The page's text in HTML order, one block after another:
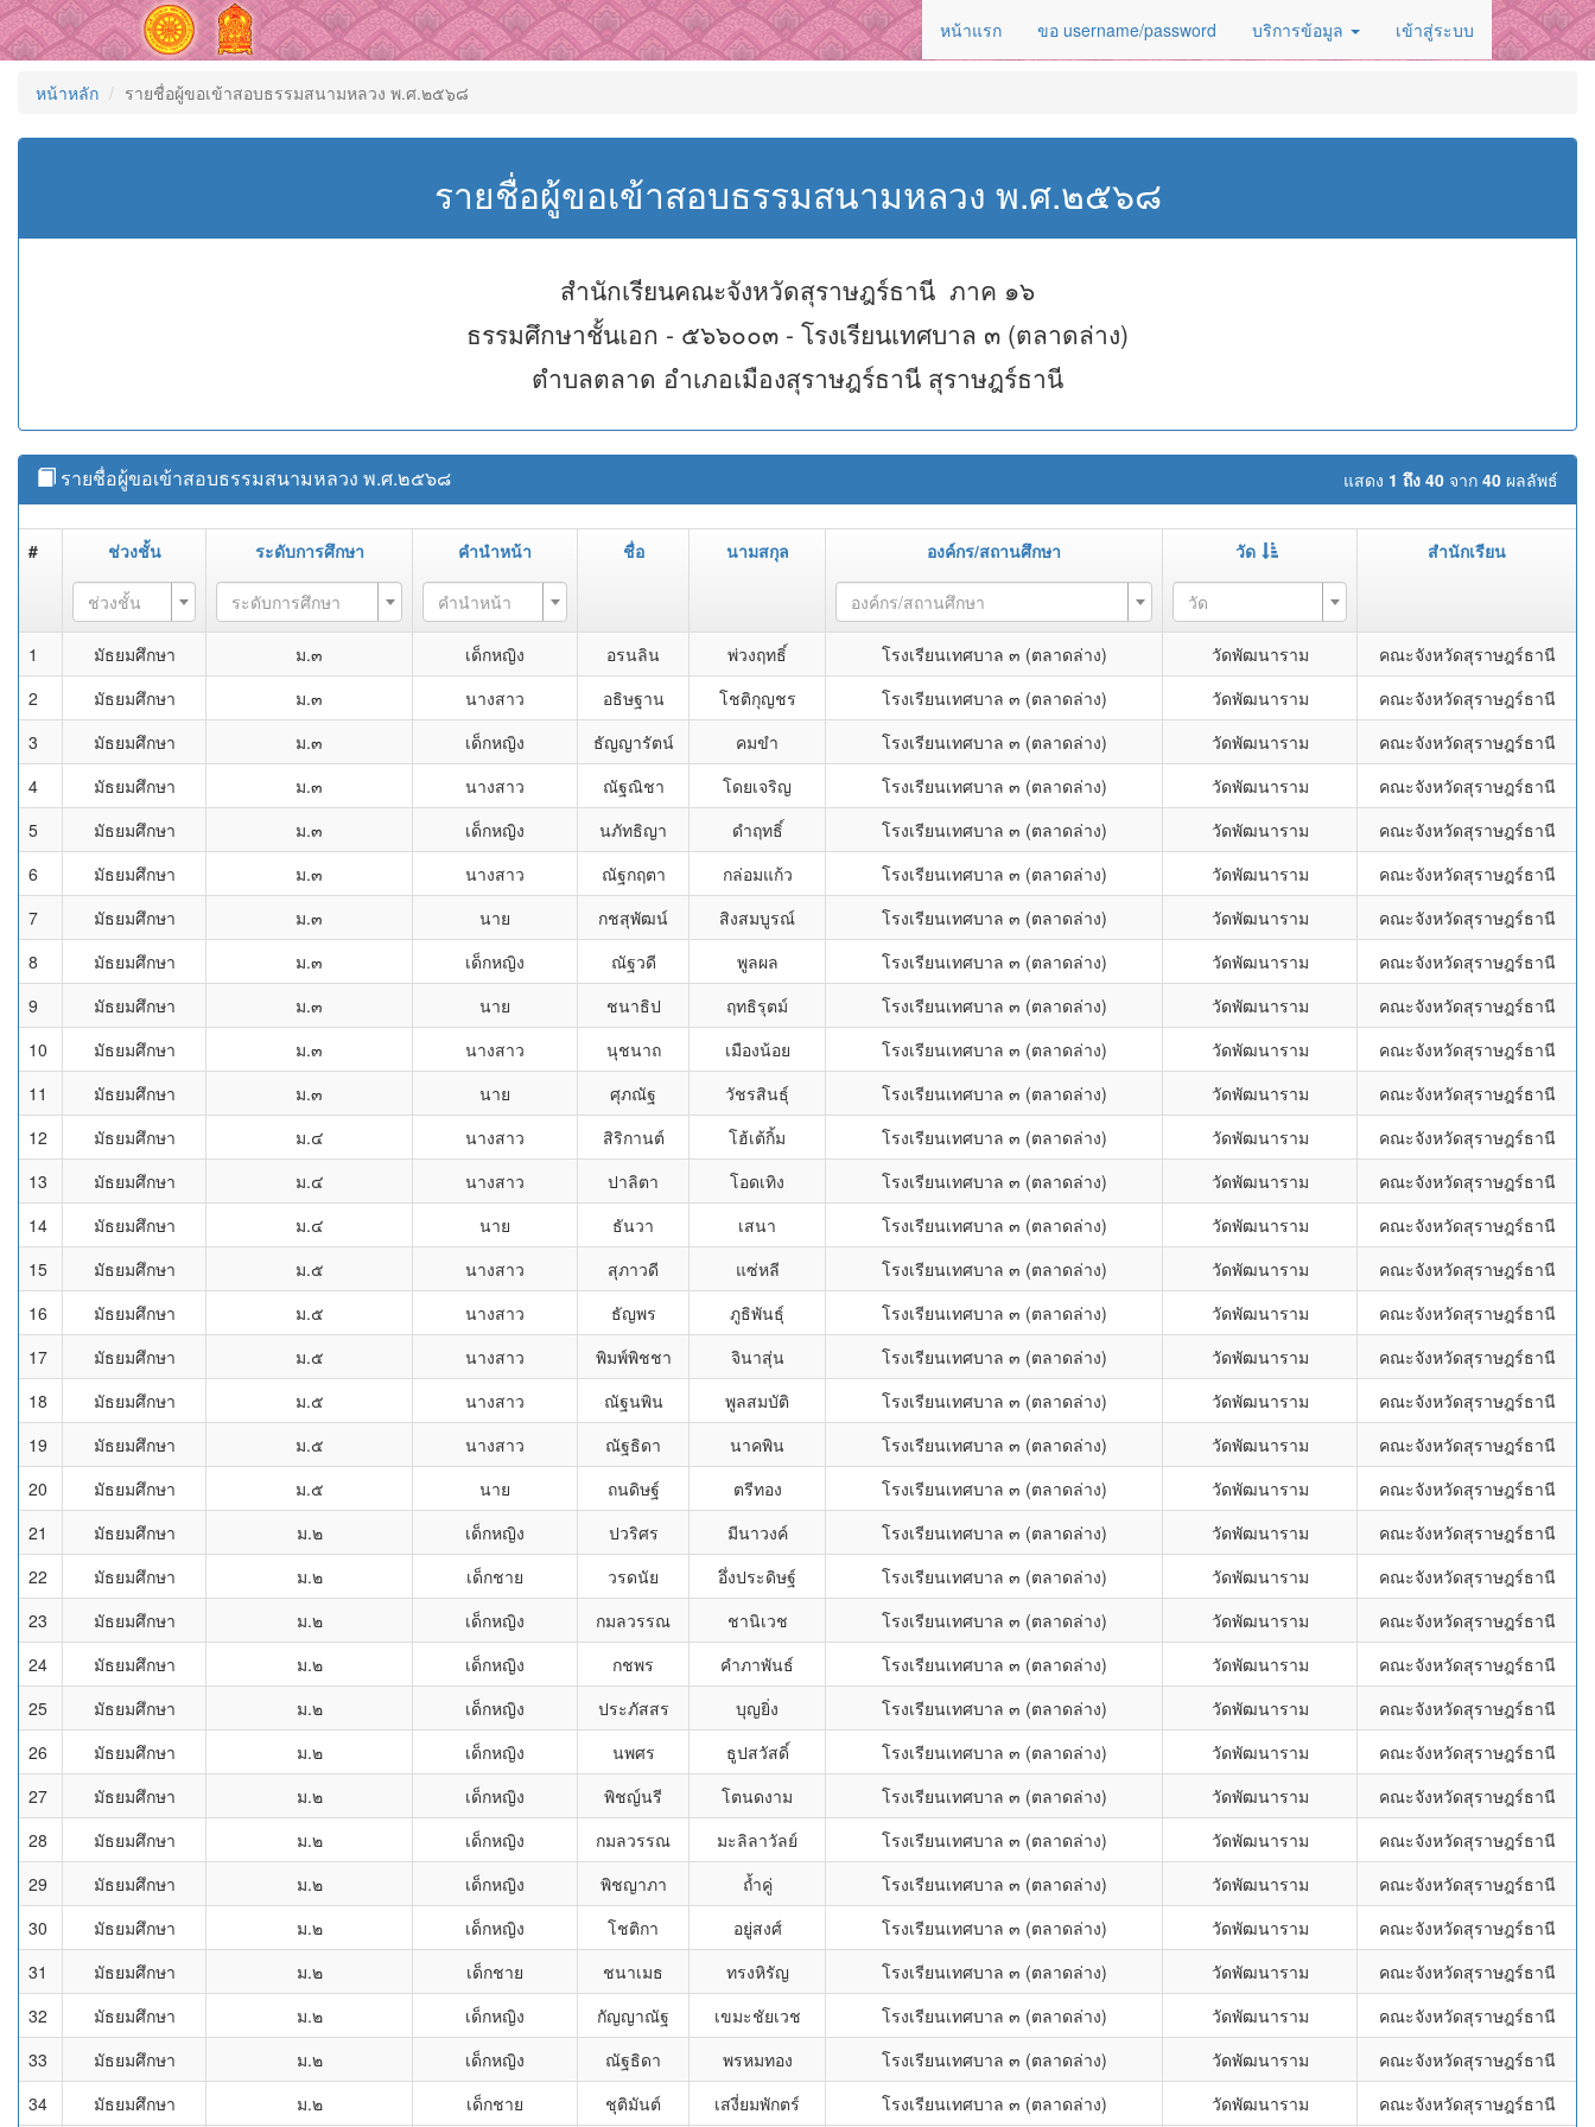
หน้าแรก ขอ username/password บริการข้อมูล เข้าสู่ระบบ
หน้าหลัก รายชื่อผู้ขอเข้าสอบธรรมสนามหลวง พ.ศ.๒๕๖๘
รายชื่อผู้ขอเข้าสอบธรรมสนามหลวง พ.ศ.๒๕๖๘
สำนักเรียนคณะจังหวัดสุราษฎร์ธานี ภาค ๑๖
ธรรมศึกษาชั้นเอก - ๕๖๖๐๐๓ - โรงเรียนเทศบาล ๓ (ตลาดล่าง)
ตำบลตลาด อำเภอเมืองสุราษฎร์ธานี สุราษฎร์ธานี
แสดง 1 ถึง 40 จาก 40 ผลลัพธ์
รายชื่อผู้ขอเข้าสอบธรรมสนามหลวง พ.ศ.๒๕๖๘
# ช่วงชั้น ระดับการศึกษา คำนำหน้า ชื่อ นามสกุล องค์กร/สถานศึกษา วัด สำนักเรียน
ช่วงชั้น ระดับการศึกษา คำนำหน้า องค์กร/สถานศึกษา วัด
1 มัธยมศึกษา ม.๓ เด็กหญิง อรนลิน พ่วงฤทธิ์ โรงเรียนเทศบาล ๓ (ตลาดล่าง) วัดพัฒนาราม
คณะจังหวัดสุราษฎร์ธานี
2
มัธยมศึกษา ม.๓ นางสาว อธิษฐาน โชติกุญชร โรงเรียนเทศบาล ๓ (ตลาดล่าง) วัดพัฒนาราม
คณะจังหวัดสุราษฎร์ธานี
3
มัธยมศึกษา ม.๓ เด็กหญิง ธัญญารัตน์ คมขำ โรงเรียนเทศบาล ๓ (ตลาดล่าง) วัดพัฒนาราม
คณะจังหวัดสุราษฎร์ธานี
4
มัธยมศึกษา ม.๓ นางสาว ณัฐณิชา โดยเจริญ โรงเรียนเทศบาล ๓ (ตลาดล่าง) วัดพัฒนาราม
คณะจังหวัดสุราษฎร์ธานี
5
มัธยมศึกษา ม.๓ เด็กหญิง นภัทธิญา ดำฤทธิ์ โรงเรียนเทศบาล ๓ (ตลาดล่าง) วัดพัฒนาราม
คณะจังหวัดสุราษฎร์ธานี
6
มัธยมศึกษา ม.๓ นางสาว ณัฐกฤตา กล่อมแก้ว โรงเรียนเทศบาล ๓ (ตลาดล่าง) วัดพัฒนาราม
คณะจังหวัดสุราษฎร์ธานี
7
มัธยมศึกษา ม.๓ นาย กชสุพัฒน์ สิงสมบูรณ์ โรงเรียนเทศบาล ๓ (ตลาดล่าง) วัดพัฒนาราม
คณะจังหวัดสุราษฎร์ธานี
8
มัธยมศึกษา ม.๓ เด็กหญิง ณัฐวดี พูลผล โรงเรียนเทศบาล ๓ (ตลาดล่าง) วัดพัฒนาราม
คณะจังหวัดสุราษฎร์ธานี
9
มัธยมศึกษา ม.๓ นาย ชนาธิป ฤทธิรุตม์ โรงเรียนเทศบาล ๓ (ตลาดล่าง) วัดพัฒนาราม
คณะจังหวัดสุราษฎร์ธานี
10
มัธยมศึกษา ม.๓ นางสาว นุชนาถ เมืองน้อย โรงเรียนเทศบาล ๓ (ตลาดล่าง) วัดพัฒนาราม
คณะจังหวัดสุราษฎร์ธานี
11
มัธยมศึกษา ม.๓ นาย ศุภณัฐ วัชรสินธุ์ โรงเรียนเทศบาล ๓ (ตลาดล่าง) วัดพัฒนาราม
คณะจังหวัดสุราษฎร์ธานี
12
มัธยมศึกษา ม.๔ นางสาว สิริกานต์ โฮ้เต้กิ้ม โรงเรียนเทศบาล ๓ (ตลาดล่าง) วัดพัฒนาราม
คณะจังหวัดสุราษฎร์ธานี
13
มัธยมศึกษา ม.๔ นางสาว ปาลิตา โอดเทิง โรงเรียนเทศบาล ๓ (ตลาดล่าง) วัดพัฒนาราม
คณะจังหวัดสุราษฎร์ธานี
14
มัธยมศึกษา ม.๔ นาย ธันวา เสนา โรงเรียนเทศบาล ๓ (ตลาดล่าง) วัดพัฒนาราม
คณะจังหวัดสุราษฎร์ธานี
15
มัธยมศึกษา ม.๕ นางสาว สุภาวดี แซ่หลี โรงเรียนเทศบาล ๓ (ตลาดล่าง) วัดพัฒนาราม
คณะจังหวัดสุราษฎร์ธานี
16
มัธยมศึกษา ม.๕ นางสาว ธัญพร ภูธิพันธุ์ โรงเรียนเทศบาล ๓ (ตลาดล่าง) วัดพัฒนาราม
คณะจังหวัดสุราษฎร์ธานี
17
มัธยมศึกษา ม.๕ นางสาว พิมพ์พิชชา จินาสุ่น โรงเรียนเทศบาล ๓ (ตลาดล่าง) วัดพัฒนาราม
คณะจังหวัดสุราษฎร์ธานี
18
มัธยมศึกษา ม.๕ นางสาว ณัฐนพิน พูลสมบัติ โรงเรียนเทศบาล ๓ (ตลาดล่าง) วัดพัฒนาราม
คณะจังหวัดสุราษฎร์ธานี
19
มัธยมศึกษา ม.๕ นางสาว ณัฐธิดา นาคพิน โรงเรียนเทศบาล ๓ (ตลาดล่าง) วัดพัฒนาราม
คณะจังหวัดสุราษฎร์ธานี
20
มัธยมศึกษา ม.๕ นาย ถนดิษฐ์ ตรีทอง โรงเรียนเทศบาล ๓ (ตลาดล่าง) วัดพัฒนาราม
คณะจังหวัดสุราษฎร์ธานี
21
มัธยมศึกษา ม.๒ เด็กหญิง ปวริศร มีนาวงค์ โรงเรียนเทศบาล ๓ (ตลาดล่าง) วัดพัฒนาราม
คณะจังหวัดสุราษฎร์ธานี
22
มัธยมศึกษา ม.๒ เด็กชาย วรดนัย อึ่งประดิษฐ์ โรงเรียนเทศบาล ๓ (ตลาดล่าง) วัดพัฒนาราม
คณะจังหวัดสุราษฎร์ธานี
23
มัธยมศึกษา ม.๒ เด็กหญิง กมลวรรณ ชานิเวช โรงเรียนเทศบาล ๓ (ตลาดล่าง) วัดพัฒนาราม
คณะจังหวัดสุราษฎร์ธานี
24
มัธยมศึกษา ม.๒ เด็กหญิง กชพร คำภาพันธ์ โรงเรียนเทศบาล ๓ (ตลาดล่าง) วัดพัฒนาราม
คณะจังหวัดสุราษฎร์ธานี
25
มัธยมศึกษา ม.๒ เด็กหญิง ประภัสสร บุญยิ่ง โรงเรียนเทศบาล ๓ (ตลาดล่าง) วัดพัฒนาราม
คณะจังหวัดสุราษฎร์ธานี
26
มัธยมศึกษา ม.๒ เด็กหญิง นพศร ธูปสวัสดิ์ โรงเรียนเทศบาล ๓ (ตลาดล่าง) วัดพัฒนาราม
คณะจังหวัดสุราษฎร์ธานี
27
มัธยมศึกษา ม.๒ เด็กหญิง พิชญ์นรี โตนดงาม โรงเรียนเทศบาล ๓ (ตลาดล่าง) วัดพัฒนาราม
คณะจังหวัดสุราษฎร์ธานี
28
มัธยมศึกษา ม.๒ เด็กหญิง กมลวรรณ มะลิลาวัลย์ โรงเรียนเทศบาล ๓ (ตลาดล่าง) วัดพัฒนาราม
คณะจังหวัดสุราษฎร์ธานี
29
มัธยมศึกษา ม.๒ เด็กหญิง พิชญาภา ถ้ำคู่ โรงเรียนเทศบาล ๓ (ตลาดล่าง) วัดพัฒนาราม
คณะจังหวัดสุราษฎร์ธานี
30
มัธยมศึกษา ม.๒ เด็กหญิง โชติกา อยู่สงศ์ โรงเรียนเทศบาล ๓ (ตลาดล่าง) วัดพัฒนาราม
คณะจังหวัดสุราษฎร์ธานี
31
มัธยมศึกษา ม.๒ เด็กชาย ชนาเมธ ทรงหิรัญ โรงเรียนเทศบาล ๓ (ตลาดล่าง) วัดพัฒนาราม
คณะจังหวัดสุราษฎร์ธานี
32
มัธยมศึกษา ม.๒ เด็กหญิง กัญญาณัฐ เขมะชัยเวช โรงเรียนเทศบาล ๓ (ตลาดล่าง) วัดพัฒนาราม
คณะจังหวัดสุราษฎร์ธานี
33
มัธยมศึกษา ม.๒ เด็กหญิง ณัฐธิดา พรหมทอง โรงเรียนเทศบาล ๓ (ตลาดล่าง) วัดพัฒนาราม
คณะจังหวัดสุราษฎร์ธานี
34
มัธยมศึกษา ม.๒ เด็กชาย ชุติมันต์ เสงี่ยมพักตร์ โรงเรียนเทศบาล ๓ (ตลาดล่าง) วัดพัฒนาราม คณะจังหวัดสุราษฎร์ธานี